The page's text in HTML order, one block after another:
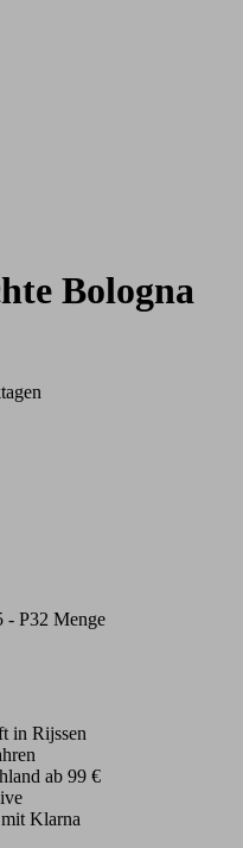
Bologna
- P32 Menge
in Rijssen
ab 99 €
Klarna